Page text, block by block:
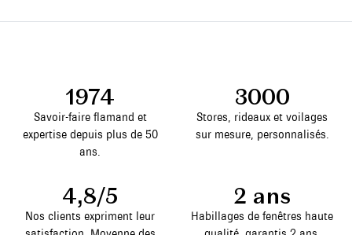
1974
Savoir-faire flamand et
expertise depuis plus de 50
ans.
3000
Stores, rideaux et voilages
sur mesure, personnalisés.
4,8/5
Nos clients expriment leur
2 ans
Habillages de fenêtres haute